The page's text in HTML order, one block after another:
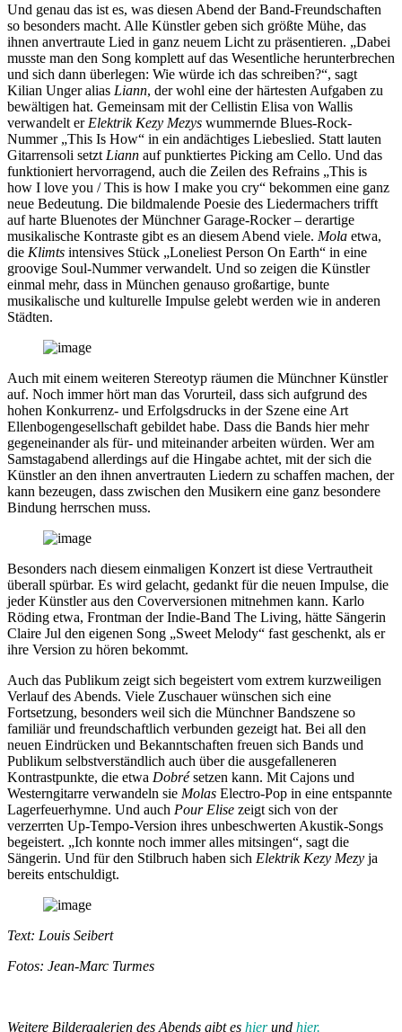
Und genau das ist es, was diesen Abend der Band-Freundschaften
so besonders macht. Alle Künstler geben sich größte Mühe, das
ihnen anvertraute Lied in ganz neuem Licht zu präsentieren. „Dabei
musste man den Song komplett auf das Wesentliche herunterbrechen
und sich dann überlegen: Wie würde ich das schreiben?“, sagt
Kilian Unger alias Liann, der wohl eine der härtesten Aufgaben zu
bewältigen hat. Gemeinsam mit der Cellistin Elisa von Wallis
verwandelt er Elektrik Kezy Mezys wummernde Blues-Rock-
Nummer „This Is How“ in ein andächtiges Liebeslied. Statt lauten
Gitarrensoli setzt Liann auf punktiertes Picking am Cello. Und das
funktioniert hervorragend, auch die Zeilen des Refrains „This is
how I love you / This is how I make you cry“ bekommen eine ganz
neue Bedeutung. Die bildmalende Poesie des Liedermachers trifft
auf harte Bluenotes der Münchner Garage-Rocker – derartige
musikalische Kontraste gibt es an diesem Abend viele. Mola etwa,
die Klimts intensives Stück „Loneliest Person On Earth“ in eine
groovige Soul-Nummer verwandelt. Und so zeigen die Künstler
einmal mehr, dass in München genauso großartige, bunte
musikalische und kulturelle Impulse gelebt werden wie in anderen
Städten.
Auch mit einem weiteren Stereotyp räumen die Münchner Künstler
auf. Noch immer hört man das Vorurteil, dass sich aufgrund des
hohen Konkurrenz- und Erfolgsdrucks in der Szene eine Art
Ellenbogengesellschaft gebildet habe. Dass die Bands hier mehr
gegeneinander als für- und miteinander arbeiten würden. Wer am
Samstagabend allerdings auf die Hingabe achtet, mit der sich die
Künstler an den ihnen anvertrauten Liedern zu schaffen machen, der
kann bezeugen, dass zwischen den Musikern eine ganz besondere
Bindung herrschen muss.
Besonders nach diesem einmaligen Konzert ist diese Vertrautheit
überall spürbar. Es wird gelacht, gedankt für die neuen Impulse, die
jeder Künstler aus den Coverversionen mitnehmen kann. Karlo
Röding etwa, Frontman der Indie-Band The Living, hätte Sängerin
Claire Jul den eigenen Song „Sweet Melody“ fast geschenkt, als er
ihre Version zu hören bekommt.
Auch das Publikum zeigt sich begeistert vom extrem kurzweiligen
Verlauf des Abends. Viele Zuschauer wünschen sich eine
Fortsetzung, besonders weil sich die Münchner Bandszene so
familiär und freundschaftlich verbunden gezeigt hat. Bei all den
neuen Eindrücken und Bekanntschaften freuen sich Bands und
Publikum selbstverständlich auch über die ausgefalleneren
Kontrastpunkte, die etwa Dobrésetzen kann. Mit Cajons und
Westerngitarre verwandeln sie Molas Electro-Pop in eine entspannte
Lagerfeuerhymne. Und auch Pour Elise zeigt sich von der
verzerrten Up-Tempo-Version ihres unbeschwerten Akustik-Songs
begeistert. „Ich konnte noch immer alles mitsingen“, sagt die
Sängerin. Und für den Stilbruch haben sich Elektrik Kezy Mezy ja
bereits entschuldigt.
Text: Louis Seibert
Fotos: Jean-Marc Turmes
Weitere Bildergalerien des Abends gibt es hierund hier.